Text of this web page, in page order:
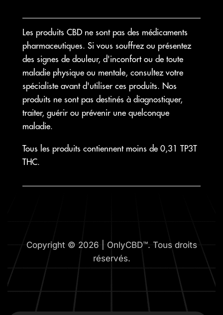
Les produits CBD ne sont pas des médicaments
pharmaceutiques. Si vous souffrez ou présentez
des signes de douleur, d'inconfort ou de toute
maladie physique ou mentale, consultez votre
spécialiste avant d'utiliser ces produits. Nos
produits ne sont pas destinés à diagnostiquer,
traiter, guérir ou prévenir une quelconque
maladie.
Tous les produits contiennent moins de 0,31 TP3T
THC.
Copyright © 2026 | OnlyCBD™. Tous droits
réservés.